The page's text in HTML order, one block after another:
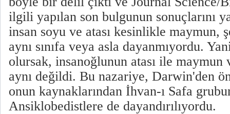
ilgili yapılan son bulgunun sonuçlarını
insan soyu ve atası kesinlikle maymun,
aynı sınıfa veya asla dayanmıyordu.
olursak, insanoğlunun atası ile maymun
aynı değildi. Bu nazariye, Darwin'den
onun kaynaklarından İhvan-ı Safa
Ansiklobedistlere de dayandırılıyordu.